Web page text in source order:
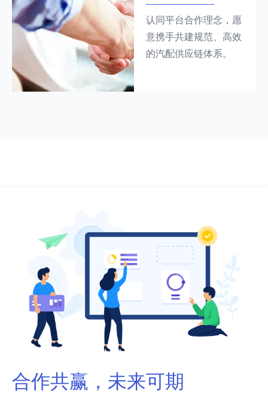
认同平台合作理念，愿
意携手共建规范、高效
的汽配供应链体系。
合作共赢，未来可期